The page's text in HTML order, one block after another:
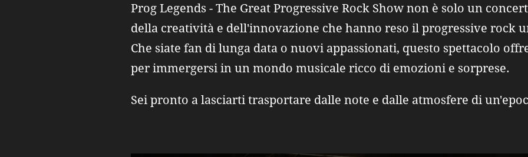
Prog Legends - The Great Progressive Rock Show non è solo un
della creatività e dell'innovazione che hanno reso il progressive rock
Che siate fan di lunga data o nuovi appassionati, questo spettacolo
per immergersi in un mondo musicale ricco di emozioni e sorprese.
Sei pronto a lasciarti trasportare dalle note e dalle atmosfere di